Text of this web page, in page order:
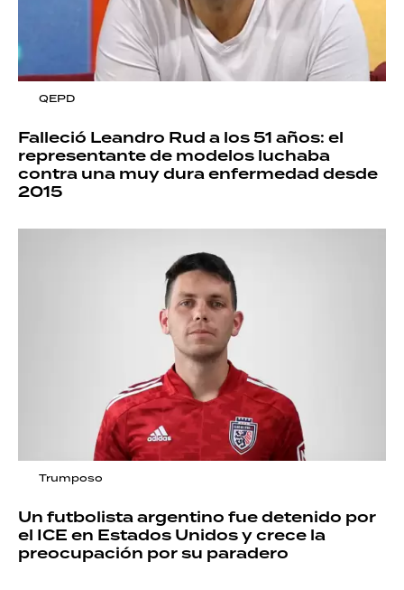
QEPD
Falleció Leandro Rud a los 51 años: el
representante de modelos luchaba
contra una muy dura enfermedad desde
2015
Trumposo
Un futbolista argentino fue detenido por
el ICE en Estados Unidos y crece la
preocupación por su paradero